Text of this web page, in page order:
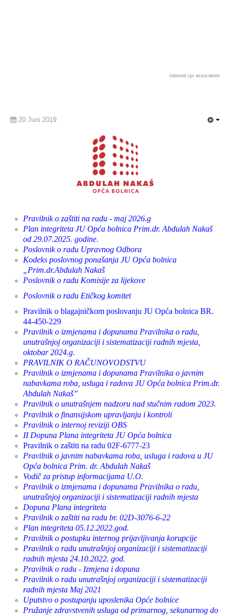
national cpr association
20 Juni 2019
Pravilnik o zaštiti na radu - maj 2026.g
Plan integriteta JU Opća bolnica Prim.dr. Abdulah Nakaš
od 29.07.2025. godine.
Poslovnik o radu Upravnog Odbora
Kodeks poslovnog ponašanja JU Opća bolnica
„Prim.dr.Abdulah Nakaš
Poslovnik o radu Komisije za lijekove
Poslovnik o radu Etičkog komitet
Pravilnik o blagajničkom poslovanju JU Opća bolnica BR.
44-450-229
Pravilnik o izmjenama i dopunama Pravilnika o radu,
unutrašnjoj organizaciji i sistematizaciji radnih mjesta,
oktobar 2024.g.
PRAVILNIK O RAČUNOVODSTVU
Pravilnik o izmjenama i dopunama Pravilnika o javnim
nabavkama roba, usluga i radova JU Opća bolnica Prim.dr.
Abdulah Nakaš”
Pravilnik o unutrašnjem nadzoru nad stučnim radom 2023.
Pravilnik o finansijskom upravljanju i kontroli
Pravilnik o internoj reviziji OBS
II Dopuna Plana integriteta JU Opća bolnica
Pravilnik o zaštiti na radu 02F-6777-23
Pravilnik o javnim nabavkama roba, usluga i radova u JU
Opća bolnica Prim. dr. Abdulah Nakaš
Vodič za pristup informacijama U.O.
Pravilnik o izmjenama i dopunama Pravilnika o radu,
unutrašnjoj organizaciji i sistematizaciji radnih mjesta
Dopuna Plana integriteta
Pravilnik o zaštiti na radu br. 02D-3076-6-22
Plan integriteta 05.12.2022.god.
Pravilnik o postupku internog prijavljivanja korupcije
Pravilnik o radu unutrašnjoj organizaciji i sistematizaciji
radnih mjesta 24.10.2022. god.
Pravilnik o radu - Izmjena i dopuna
Pravilnik o radu unutrašnjoj organizaciji i sistematizaciji
radnih mjesta Maj 2021
Uputstvo o postupanju uposlenika Opće bolnice
Pružanje zdravstvenih usluga od primarnog, sekunarnog do